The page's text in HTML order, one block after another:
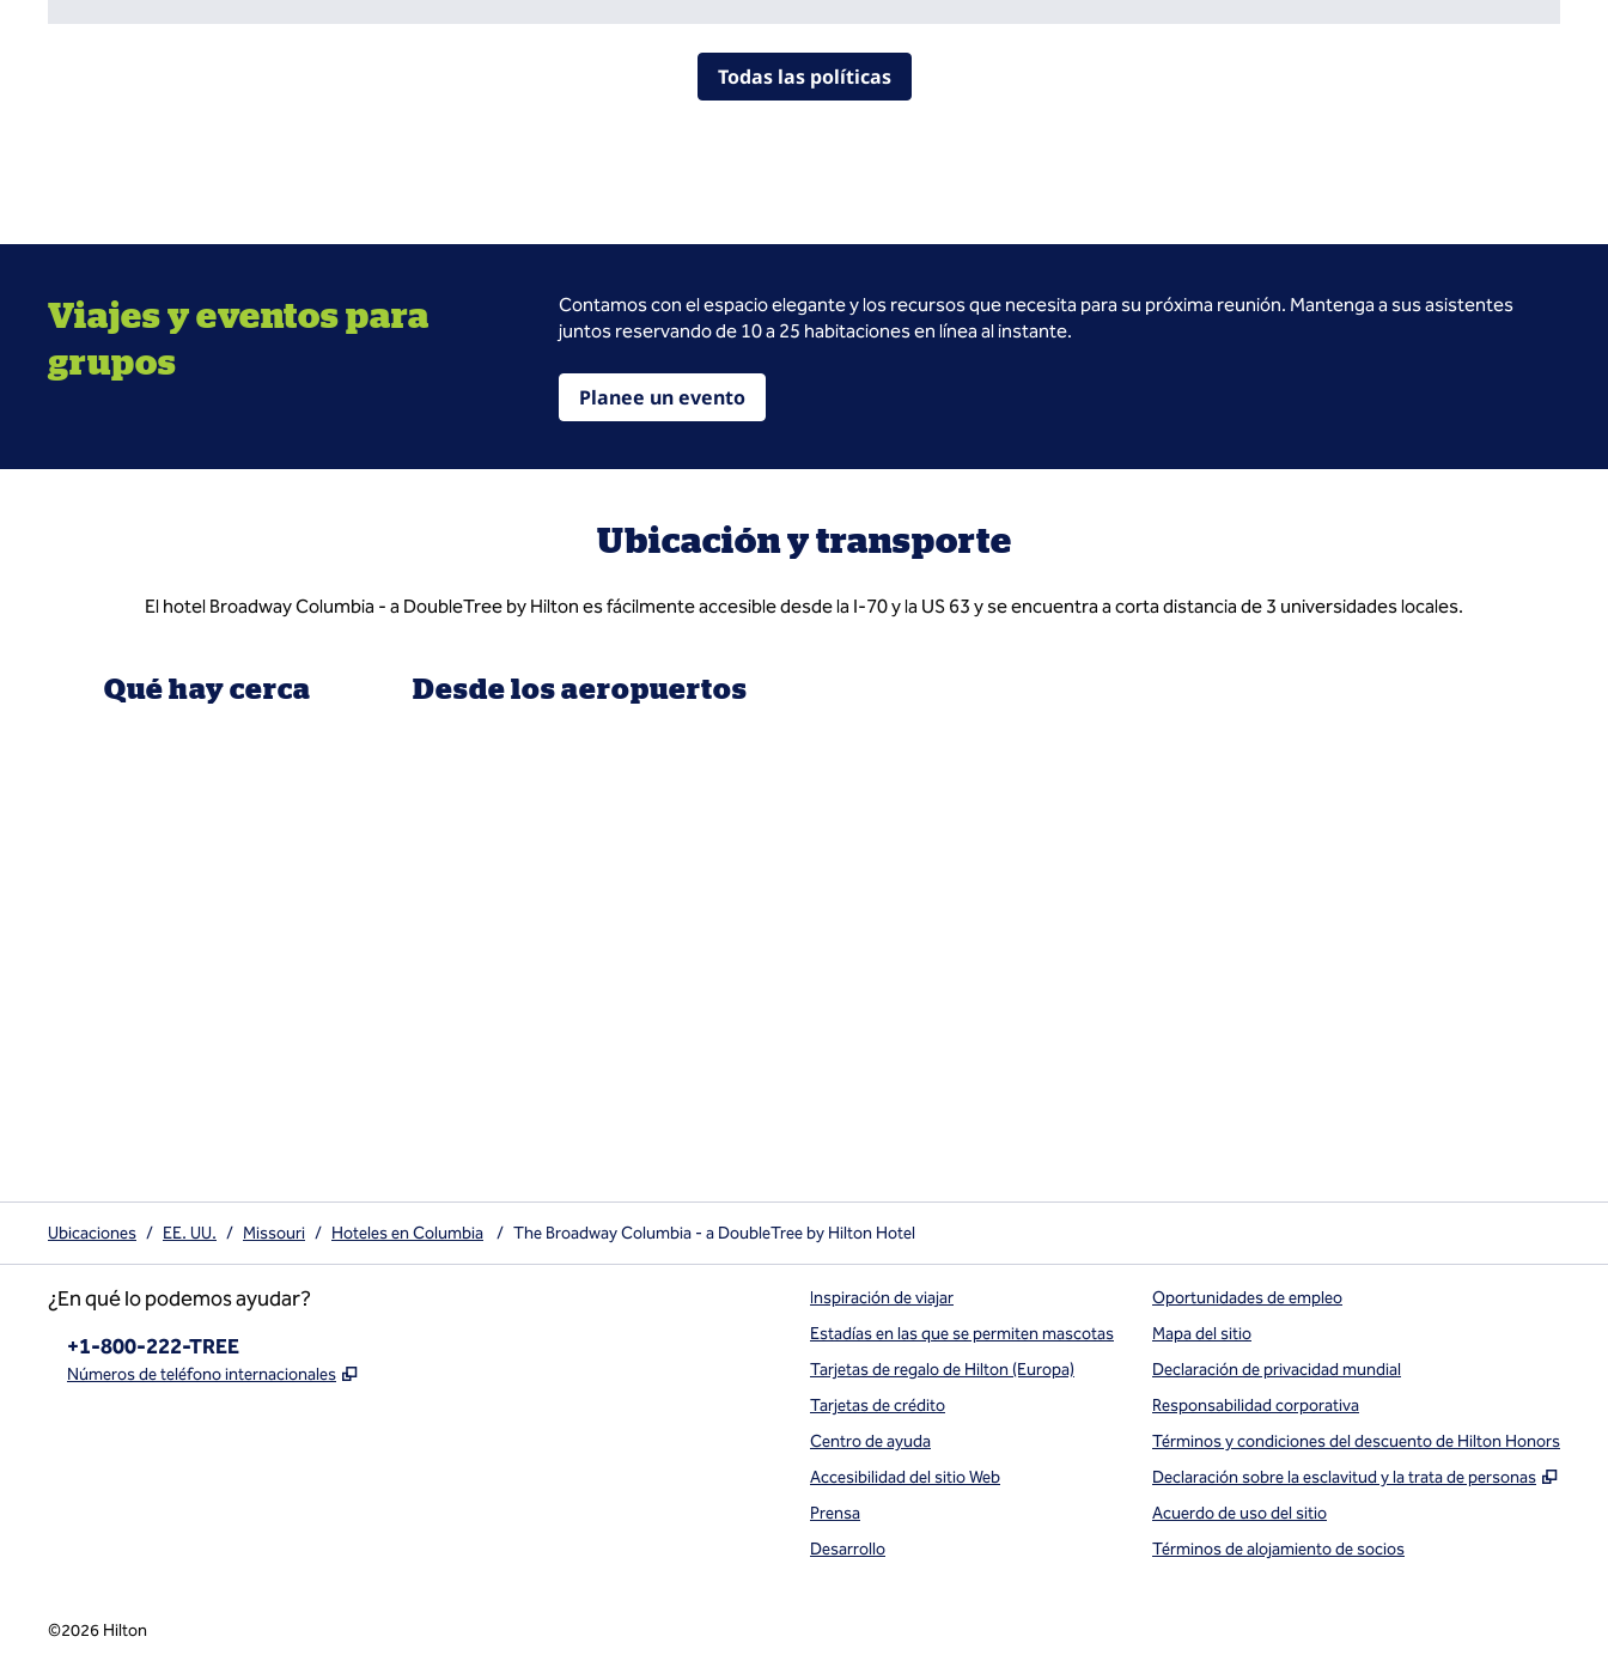
Todas las políticas
Viajes y eventos para
grupos
Contamos con el espacio elegante y los recursos que necesita para su próxima reunión. Mantenga a sus asistentes
juntos reservando de 10 a 25 habitaciones en línea al instante.
Planee un evento
Ubicación y transporte
El hotel Broadway Columbia - a DoubleTree by Hilton es fácilmente accesible desde la I-70 y la US 63 y se encuentra a corta distancia de 3 universidades locales.
Qué hay cerca Desde los aeropuertos
Ubicaciones / EE. UU. / Missouri / Hoteles en Columbia / The Broadway Columbia - a DoubleTree by Hilton Hotel
¿En qué lo podemos ayudar?
Teléfono:
+1-800-222-TREE
Números de teléfono internacionales ,
Inspiración de viajar
Estadías en las que se permiten mascotas
Tarjetas de regalo de Hilton (Europa)
Tarjetas de crédito
Centro de ayuda
Accesibilidad del sitio Web
Prensa
Desarrollo
Oportunidades de empleo
Mapa del sitio
Declaración de privacidad mundial
Responsabilidad corporativa
Términos y condiciones del descuento de Hilton Honors
Declaración sobre la esclavitud y la trata de personas
,
Acuerdo de uso del sitio
Términos de alojamiento de socios
©2026 Hilton